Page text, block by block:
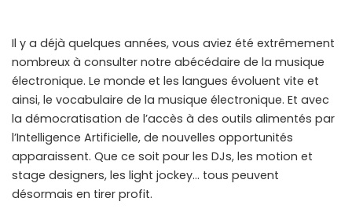
Il y a déjà quelques années, vous aviez été extrêmement
nombreux à consulter notre abécédaire de la musique
électronique. Le monde et les langues évoluent vite et
ainsi, le vocabulaire de la musique électronique. Et avec
la démocratisation de l’accès à des outils alimentés par
l’Intelligence Artificielle, de nouvelles opportunités
apparaissent. Que ce soit pour les DJs, les motion et
stage designers, les light jockey… tous peuvent
désormais en tirer profit.